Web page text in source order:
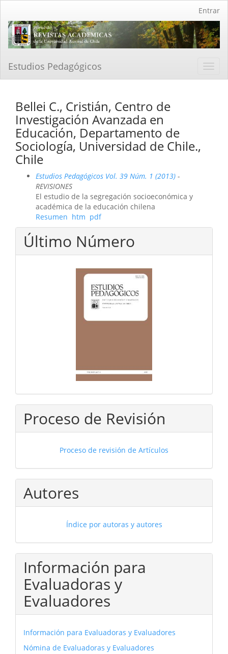
Contenido
principal
Barra
Entrar
Estudios Pedagógicos
Bellei C., Cristián, Centro de
Investigación Avanzada en
Educación, Departamento de
Sociología, Universidad de Chile.,
Chile
Estudios Pedagógicos Vol. 39 Núm. 1 (2013) -
REVISIONES
El estudio de la segregación socioeconómica y
académica de la educación chilena
Resumen htm pdf
Último Número
Proceso de Revisión
Proceso de revisión de Artículos
Autores
Índice por autoras y autores
Información para
Evaluadoras y
Evaluadores
Información para Evaluadoras y Evaluadores
Nómina de Evaluadoras y Evaluadores